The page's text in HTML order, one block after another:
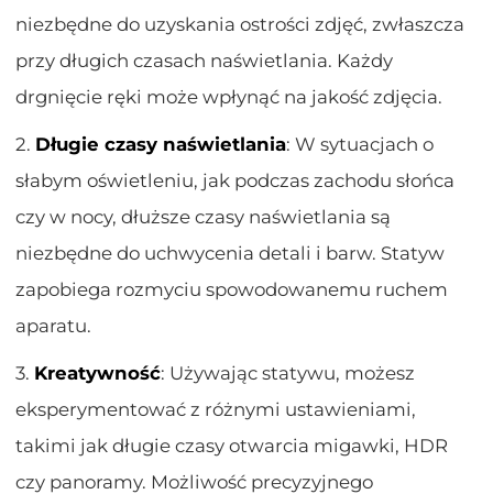
niezbędne do uzyskania ostrości zdjęć, zwłaszcza
przy długich czasach naświetlania. Każdy
drgnięcie ręki może wpłynąć na jakość zdjęcia.
2. Długie czasy naświetlania: W sytuacjach o
słabym oświetleniu, jak podczas zachodu słońca
czy w nocy, dłuższe czasy naświetlania są
niezbędne do uchwycenia detali i barw. Statyw
zapobiega rozmyciu spowodowanemu ruchem
aparatu.
3. Kreatywność: Używając statywu, możesz
eksperymentować z różnymi ustawieniami,
takimi jak długie czasy otwarcia migawki, HDR
czy panoramy. Możliwość precyzyjnego